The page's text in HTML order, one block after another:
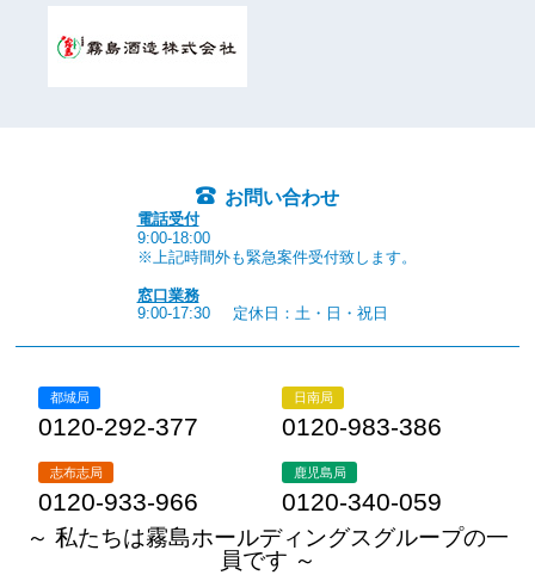
お問い合わせ
電話受付
9:00-18:00
※上記時間外も緊急案件受付致します。
窓口業務
9:00-17:30
定休日：土・日・祝日
都城局
0120-292-377
日南局
0120-983-386
志布志局
0120-933-966
鹿児島局
0120-340-059
～ 私たちは霧島ホールディングスグループの一
員です ～